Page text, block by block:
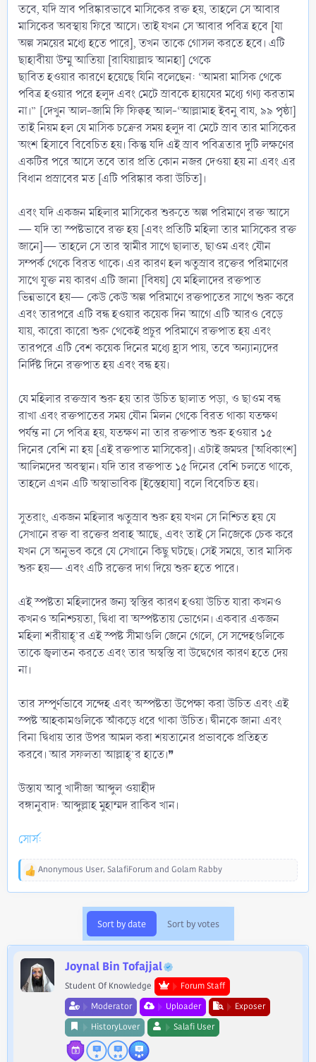
তবে, যদি স্রাব পরিষ্কারভাবে মাসিকের রক্ত হয়, তাহলে সে আবার
মাসিকের অবস্থায় ফিরে আসে। তাই যখন সে আবার পবিত্র হবে [যা
অল্প সময়ের মধ্যে হতে পারে], তখন তাকে গোসল করতে হবে। এটি
ছাহাবীয়া উম্মু আতিয়া [রাযিয়াল্লাহু আনহা] থেকে
ছাবিত হওয়ার কারণে হয়েছে যিনি বলেছেন: ‘আমরা মাসিক থেকে
পবিত্র হওয়ার পরে হলুদ এবং মেটে স্রাবকে হায়যের মধ্যে গণ্য করতাম
না।” [দেখুন আল-জামি ফি ফিক্বহ আল-‘আল্লামাহ ইবনু বায, ৯৯ পৃষ্ঠা]
তাই নিয়ম হল যে মাসিক চক্রের সময় হলুদ বা মেটে স্রাব তার মাসিকের
অংশ হিসাবে বিবেচিত হয়। কিন্তু যদি এই স্রাব পবিত্রতার দুটি লক্ষণের
একটির পরে আসে তবে তার প্রতি কোন নজর দেওয়া হয় না এবং এর
বিধান প্রস্রাবের মত [এটি পরিষ্কার করা উচিত]।
এবং যদি একজন মহিলার মাসিকের শুরুতে অল্প পরিমাণে রক্ত আসে
— যদি তা স্পষ্টভাবে রক্ত হয় [এবং প্রতিটি মহিলা তার মাসিকের রক্ত
জানে]— তাহলে সে তার স্বামীর সাথে ছালাত, ছাওম এবং যৌন
সম্পর্ক থেকে বিরত থাকে। এর কারণ হল ঋতুস্রাব রক্তের পরিমাণের
সাথে যুক্ত নয় কারণ এটি জানা [বিষয়] যে মহিলাদের রক্তপাত
ভিন্নভাবে হয়— কেউ কেউ অল্প পরিমাণে রক্তপাতের সাথে শুরু করে
এবং তারপরে এটি বন্ধ হওয়ার কয়েক দিন আগে এটি আরও বেড়ে
যায়, কারো কারো শুরু থেকেই প্রচুর পরিমাণে রক্তপাত হয় এবং
তারপরে এটি বেশ কয়েক দিনের মধ্যে হ্রাস পায়, তবে অন্যান্যদের
নির্দিষ্ট দিনে রক্তপাত হয় এবং বন্ধ হয়।
যে মহিলার রক্তস্রাব শুরু হয় তার উচিত ছালাত পড়া, ও ছাওম বন্ধ
রাখা এবং রক্তপাতের সময় যৌন মিলন থেকে বিরত থাকা যতক্ষণ
পর্যন্ত না সে পবিত্র হয়, যতক্ষণ না তার রক্তপাত শুরু হওয়ার ১৫
দিনের বেশি না হয় [এই রক্তপাত মাসিকের]। এটাই জমহুর [অধিকাংশ]
আলিমদের অবস্থান। যদি তার রক্তপাত ১৫ দিনের বেশি চলতে থাকে,
তাহলে এখন এটি অস্বাভাবিক [ইস্তেহাযা] বলে বিবেচিত হয়।
সুতরাং, একজন মহিলার ঋতুস্রাব শুরু হয় যখন সে নিশ্চিত হয় যে
সেখানে রক্ত বা রক্তের প্রবাহ আছে, এবং তাই সে নিজেকে চেক করে
যখন সে অনুভব করে যে সেখানে কিছু ঘটছে। সেই সময়ে, তার মাসিক
শুরু হয়— এবং এটি রক্তের দাগ দিয়ে শুরু হতে পারে।
এই স্পষ্টতা মহিলাদের জন্য স্বস্তির কারণ হওয়া উচিত যারা কখনও
কখনও অনিশ্চয়তা, দ্বিধা বা অস্পষ্টতায় ভোগেন। একবার একজন
মহিলা শরীয়াহ্’র এই স্পষ্ট সীমাগুলি জেনে গেলে, সে সন্দেহগুলিকে
তাকে জ্বলাতন করতে এবং তার অস্বস্তি বা উদ্বেগের কারণ হতে দেয়
না।
তার সম্পূর্ণভাবে সন্দেহ এবং অস্পষ্টতা উপেক্ষা করা উচিত এবং এই
স্পষ্ট আহকামগুলিকে আঁকড়ে ধরে থাকা উচিত। দ্বীনকে জানা এবং
বিনা দ্বিধায় তার উপর আমল করা শয়তানের প্রভাবকে প্রতিহত
করবে। আর সফলতা আল্লাহ্’র হাতে।❞
উস্তায আবু খাদীজা আব্দুল ওয়াহীদ
বঙ্গানুবাদ: আব্দুল্লাহ মুহাম্মদ রাকিব খান।
সোর্স:
R
s
:
Anonymous User, SalafiForumand Golam Rabby
Sort by date Sort by votes
Joynal Bin Tofajjal
Student Of Knowledge
Forum Staff
Moderator
Uploader
Exposer
HistoryLover
Salafi User